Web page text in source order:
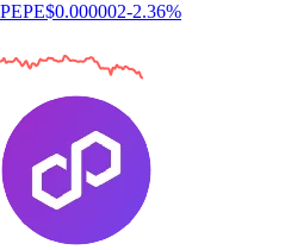
PEPE$0.000002-2.36%